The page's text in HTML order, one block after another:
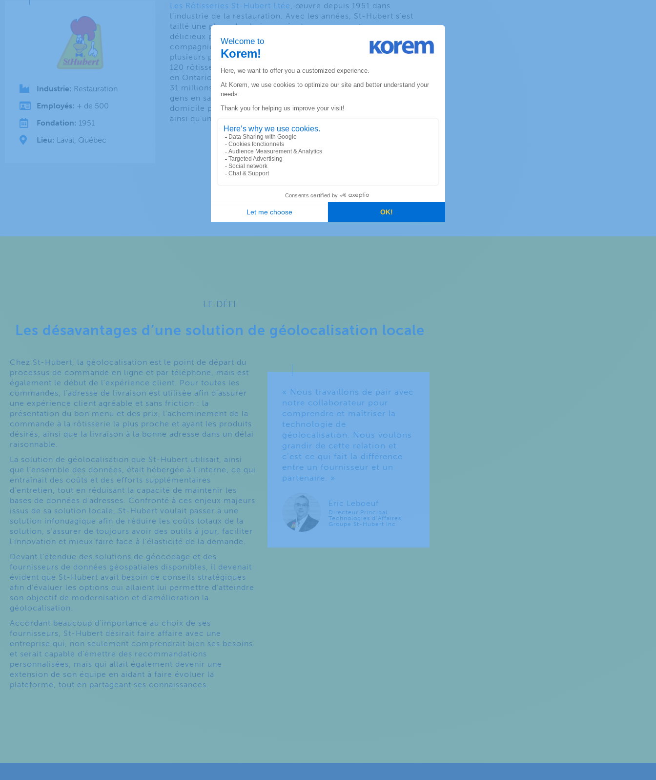
Industrie: Restauration
Employés: + de 500
Fondation: 1951
Lieu: Laval, Québec
Les Rôtisseries St-Hubert Ltée, œuvre depuis 1951 dans
l’industrie de la restauration. Avec les années, St-Hubert s’est
taillé une place de choix auprès des consommateurs avec son
délicieux poulet rôti et ses côtes levées, ce qui a incité la
compagnie à créer une division Détail qui fabrique et distribue
plusieurs produits alimentaires. On compte maintenant plus de
120 rôtisseries, dont plus de 100 sont franchisées, au Québec,
en Ontario et au Nouveau-Brunswick. St-Hubert sert plus de
31 millions de repas annuellement ; en plus d’accueillir les
gens en salle à manger, St-Hubert assure la livraison à
domicile par le biais de sa plateforme de commande en ligne
ainsi qu’un système de prise de commande téléphonique.
LE DÉFI
Les désavantages d’une solution de géolocalisation locale
Chez St-Hubert, la géolocalisation est le point de départ du
processus de commande en ligne et par téléphone, mais est
également le début de l’expérience client. Pour toutes les
commandes, l’adresse de livraison est utilisée afin d’assurer
une expérience client agréable et sans friction : la
présentation du bon menu et des prix, l’acheminement de la
commande à la rôtisserie la plus proche et ayant les produits
désirés, ainsi que la livraison à la bonne adresse dans un délai
raisonnable.
La solution de géolocalisation que St-Hubert utilisait, ainsi
que l’ensemble des données, était hébergée à l’interne, ce qui
entraînait des coûts et des efforts supplémentaires
d’entretien, tout en réduisant la capacité de maintenir les
bases de données d’adresses. Confronté à ces enjeux majeurs
issus de sa solution locale, St-Hubert voulait passer à une
solution infonuagique afin de réduire les coûts totaux de la
solution, s’assurer de toujours avoir des outils à jour, faciliter
l’innovation et mieux faire face à l’élasticité de la demande.
Devant l’étendue des solutions de géocodage et des
fournisseurs de données géospatiales disponibles, il devenait
évident que St-Hubert avait besoin de conseils stratégiques
afin d’évaluer les options qui allaient lui permettre d’atteindre
son objectif de modernisation et d’amélioration la
géolocalisation.
Accordant beaucoup d’importance au choix de ses
fournisseurs, St-Hubert désirait faire affaire avec une
entreprise qui, non seulement comprendrait bien ses besoins
et serait capable d’émettre des recommandations
personnalisées, mais qui allait également devenir une
extension de son équipe en aidant à faire évoluer la
plateforme, tout en partageant ses connaissances.
« Nous travaillons de pair avec
notre collaborateur pour
comprendre et maîtriser la
technologie de
géolocalisation. Nous voulons
grandir de cette relation et
c’est ce qui fait la différence
entre un fournisseur et un
partenaire. »
Éric Leboeuf
Directeur Principal
Technologies d’Affaires,
Groupe St-Hubert Inc